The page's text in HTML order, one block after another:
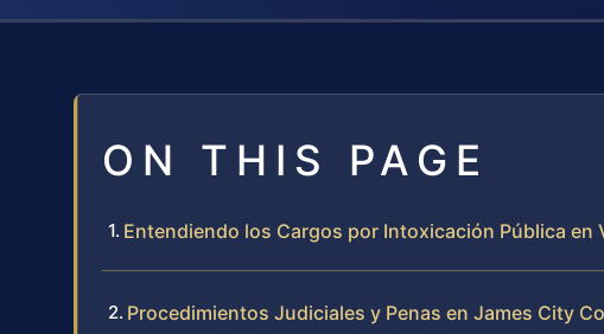
ON THIS PAGE
Entendiendo los Cargos por Intoxicación Pública en
Procedimientos Judiciales y Penas en James City